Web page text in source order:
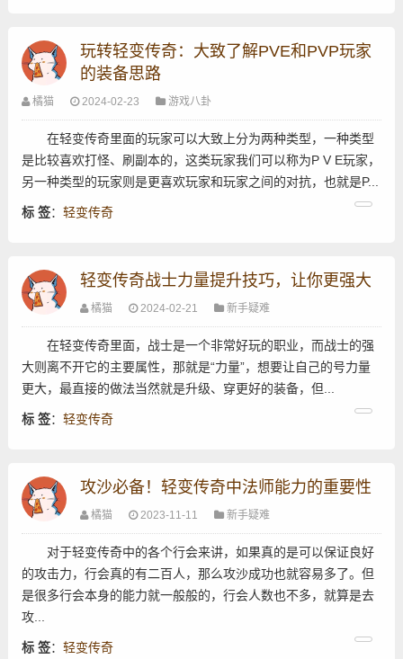
玩转轻变传奇：大致了解PVE和PVP玩家
的装备思路
橘猫 2024-02-23 游戏八卦
在轻变传奇里面的玩家可以大致上分为两种类型，一种类型
是比较喜欢打怪、刷副本的，这类玩家我们可以称为P V E玩家，
另一种类型的玩家则是更喜欢玩家和玩家之间的对抗，也就是P...
标 签： 轻变传奇
轻变传奇战士力量提升技巧，让你更强大
橘猫 2024-02-21 新手疑难
在轻变传奇里面，战士是一个非常好玩的职业，而战士的强
大则离不开它的主要属性，那就是“力量”，想要让自己的号力量
更大，最直接的做法当然就是升级、穿更好的装备，但...
标 签： 轻变传奇
攻沙必备！轻变传奇中法师能力的重要性
橘猫 2023-11-11 新手疑难
对于轻变传奇中的各个行会来讲，如果真的是可以保证良好
的攻击力，行会真的有二百人，那么攻沙成功也就容易多了。但
是很多行会本身的能力就一般般的，行会人数也不多，就算是去
攻...
标 签： 轻变传奇